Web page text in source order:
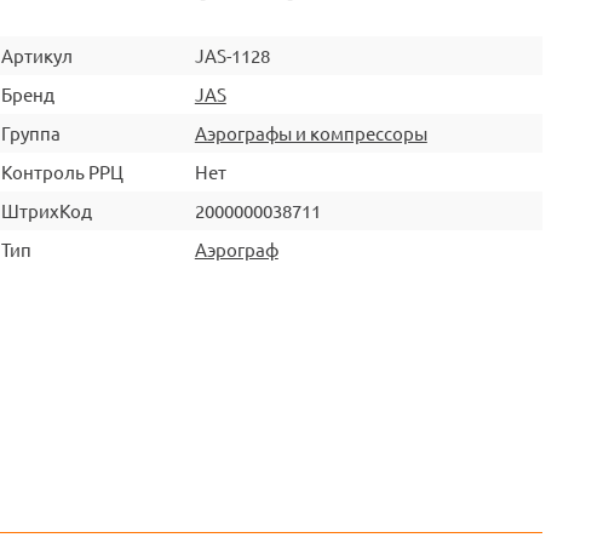
Артикул
JAS-1128
Бренд
JAS
Группа
Аэрографы и компрессоры
Контроль РРЦ
Нет
ШтрихКод
2000000038711
Тип
Аэрограф